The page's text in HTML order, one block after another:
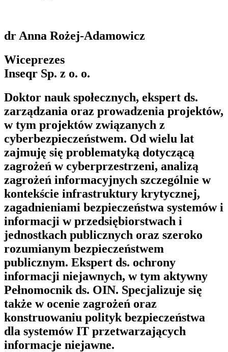
dr Anna Rożej-Adamowicz
Wiceprezes
Inseqr Sp. z o. o.
Doktor nauk społecznych, ekspert ds.
zarządzania oraz prowadzenia projektów,
w tym projektów związanych z
cyberbezpieczeństwem. Od wielu lat
zajmuję się problematyką dotyczącą
zagrożeń w cyberprzestrzeni, analizą
zagrożeń informacyjnych szczególnie w
kontekście infrastruktury krytycznej,
zagadnieniami bezpieczeństwa systemów i
informacji w przedsiębiorstwach i
jednostkach publicznych oraz szeroko
rozumianym bezpieczeństwem
publicznym. Ekspert ds. ochrony
informacji niejawnych, w tym aktywny
Pełnomocnik ds. OIN. Specjalizuje się
także w ocenie zagrożeń oraz
konstruowaniu polityk bezpieczeństwa
dla systemów IT przetwarzających
informacje niejawne.